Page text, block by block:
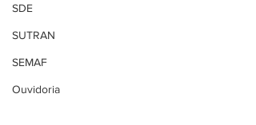
SDE
SUTRAN
SEMAF
Ouvidoria